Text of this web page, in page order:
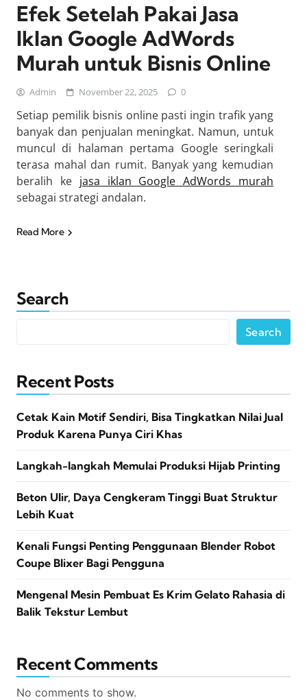
Efek Setelah Pakai Jasa
Iklan Google AdWords
Murah untuk Bisnis Online
Admin November 22, 2025 0
Setiap pemilik bisnis online pasti ingin trafik yang
banyak dan penjualan meningkat. Namun, untuk
muncul di halaman pertama Google seringkali
terasa mahal dan rumit. Banyak yang kemudian
beralih ke jasa iklan Google AdWords murah
sebagai strategi andalan.
Read More
Search
Search
Recent Posts
Cetak Kain Motif Sendiri, Bisa Tingkatkan Nilai Jual
Produk Karena Punya Ciri Khas
Langkah-langkah Memulai Produksi Hijab Printing
Beton Ulir, Daya Cengkeram Tinggi Buat Struktur
Lebih Kuat
Kenali Fungsi Penting Penggunaan Blender Robot
Coupe Blixer Bagi Pengguna
Mengenal Mesin Pembuat Es Krim Gelato Rahasia di
Balik Tekstur Lembut
Recent Comments
No comments to show.